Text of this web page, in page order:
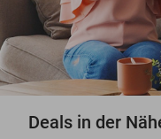
Deals in der